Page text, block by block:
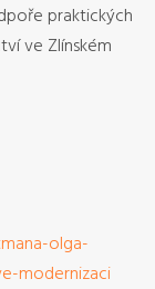
praktických
ve Zlínském
olga-
modernizaci